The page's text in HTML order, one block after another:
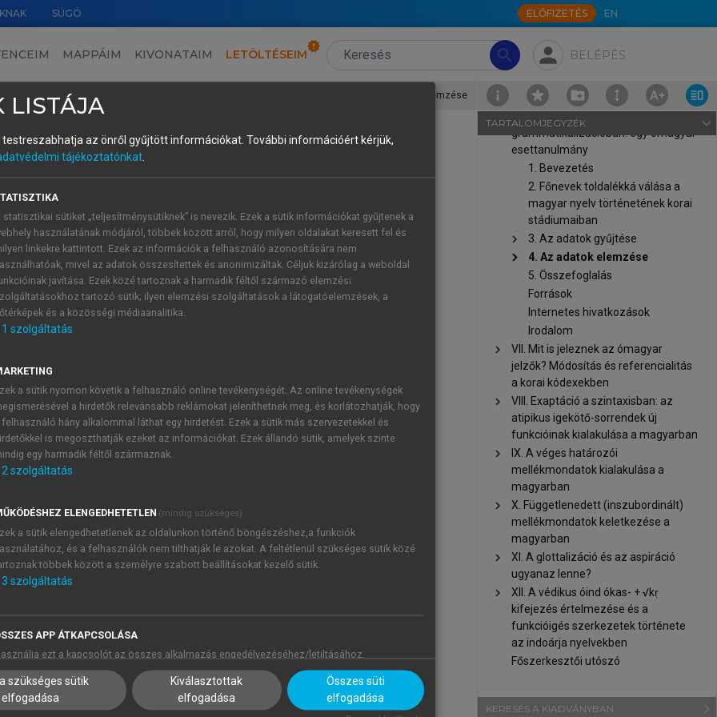
SÚGÓ ELŐFIZETÉS EN
search person BELÉPÉS
MAPPÁIM KIVONATAIM LETÖLTÉSEIM
Oszkó Beatrix, Cser András (szerk.): Általános Nyelvészeti Tanulmányok XXXVII. 4. Az adatok elemzése
szerint
alakok szerint
TARTALOMJEGYZÉK navigate_next
szerkezeti magyarázata
északnyugat-szibériai nyelvekben
chevron_right
V. Diakrón összefüggések az udmurt
szintetikus és analitikus múlt idők
között
chevron_right
VI. A morfológia és a fonológia
kölcsönhatása a
grammatikalizációban: egy ómagyar
esettanulmány
1. Bevezetés
2. Főnevek toldalékká válása a
magyar nyelv történetének korai
stádiumaiban
chevron_right 3. Az adatok gyűjtése
chevron_right
4. Az adatok elemzése
5. Összefoglalás
Források
Internetes hivatkozások
Irodalom
chevron_right
VII. Mit is jeleznek az ómagyar
jelzők? Módosítás és referencialitás
a korai kódexekben
chevron_right
VIII. Exaptáció a szintaxisban: az
atipikus igekötő-sorrendek új
funkcióinak kialakulása a magyarban
chevron_right
IX. A véges határozói
mellékmondatok kialakulása a
magyarban
chevron_right
X. Függetlenedett (inszubordinált)
mellékmondatok keletkezése a
magyarban
chevron_right
XI. A glottalizáció és az aspiráció
ugyanaz lenne?
chevron_right
XII. A védikus óind ókas- + √kṛ
kifejezés értelmezése és a
funkcióigés szerkezetek története
az indoárja nyelvekben
Főszerkesztői utószó
KERESÉS A KIADVÁNYBAN
LISTÁJA
testreszabhatja az önről gyűjtött információkat. További információért kérjük,
tájékoztatónkat.
statisztikai sütiket „teljesítménysütiknek” is nevezik. Ezek a sütik információkat gyűjtenek a
használatának módjáról, többek között arról, hogy milyen oldalakat keresett fel és
linkekre kattintott. Ezek az információk a felhasználó azonosítására nem
mivel az adatok összesítettek és anonimizáltak. Céljuk kizárólag a weboldal
javítása. Ezek közé tartoznak a harmadik féltől származó elemzési
tartozó sütik; ilyen elemzési szolgáltatások a látogatóelemzések, a
és a közösségi médiaanalitika.
1 szolgáltatás
a sütik nyomon követik a felhasználó online tevékenységét. Az online tevékenységek
a hirdetők relevánsabb reklámokat jeleníthetnek meg, és korlátozhatják, hogy
felhasználó hány alkalommal láthat egy hirdetést. Ezek a sütik más szervezetekkel és
is megoszthatják ezeket az információkat. Ezek állandó sütik, amelyek szinte
egy harmadik féltől származnak.
2szolgáltatás
ELENGEDHETETLEN (mindig szükséges)
a sütik elengedhetetlenek az oldalunkon történő böngészéshez,a funkciók
és a felhasználók nem tilthatják le azokat. A feltétlenül szükséges sütik közé
többek között a személyre szabott beállításokat kezelő sütik.
3 szolgáltatás
APP ÁTKAPCSOLÁSA
ezt a kapcsolót az összes alkalmazás engedélyezéséhez/letiltásához.
szükséges sütik
elfogadása
Kiválasztottak
elfogadása
Összes süti
elfogadása